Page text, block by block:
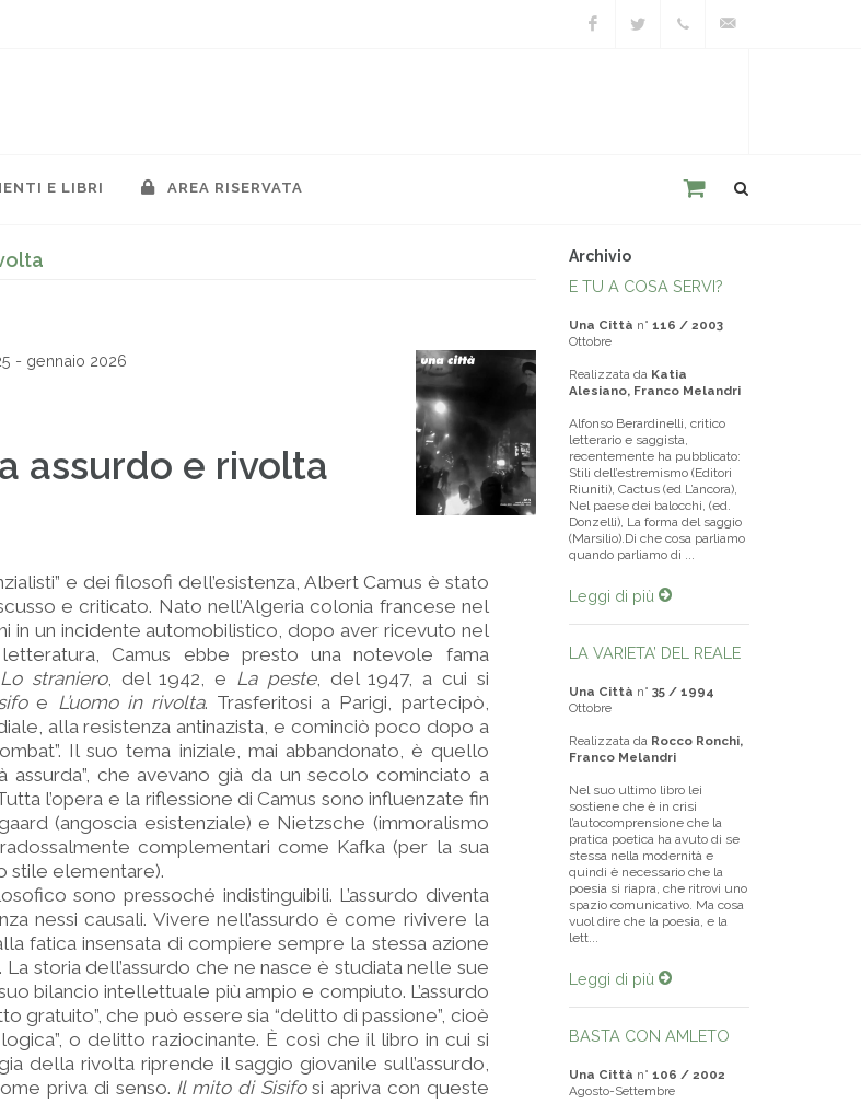
E LIBRI AREA RISERVATA
- gennaio 2026
assurdo e rivolta
e dei filosofi dell’esistenza, Albert Camus è stato
e criticato. Nato nell’Algeria colonia francese nel
in un incidente automobilistico, dopo aver ricevuto nel
Camus ebbe presto una notevole fama
Lo straniero, del 1942, e La peste, del 1947, a cui si
e L’uomo in rivolta. Trasferitosi a Parigi, partecipò,
alla resistenza antinazista, e cominciò poco dopo a
Il suo tema iniziale, mai abbandonato, è quello
assurda”, che avevano già da un secolo cominciato a
l’opera e la riflessione di Camus sono influenzate fin
(angoscia esistenziale) e Nietzsche (immoralismo
complementari come Kafka (per la sua
stile elementare).
sono pressoché indistinguibili. L’assurdo diventa
nessi causali. Vivere nell’assurdo è come rivivere la
fatica insensata di compiere sempre la stessa azione
storia dell’assurdo che ne nasce è studiata nelle sue
bilancio intellettuale più ampio e compiuto. L’assurdo
gratuito”, che può essere sia “delitto di passione”, cioè
o delitto raziocinante. È così che il libro in cui si
della rivolta riprende il saggio giovanile sull’assurdo,
priva di senso. Il mito di Sisifosi apriva con queste
Archivio
E TU A COSA SERVI?
Una Città n° 116 / 2003
Ottobre
Realizzata da Katia
Alesiano, Franco Melandri
Alfonso Berardinelli, critico
letterario e saggista,
recentemente ha pubblicato:
Stili dell’estremismo (Editori
Riuniti), Cactus (ed L’ancora),
Nel paese dei balocchi, (ed.
Donzelli), La forma del saggio
(Marsilio).Di che cosa parliamo
quando parliamo di ...
Leggi di più
LA VARIETA’ DEL REALE
Una Città n° 35 / 1994
Ottobre
Realizzata da Rocco Ronchi,
Franco Melandri
Nel suo ultimo libro lei
sostiene che è in crisi
l’autocomprensione che la
pratica poetica ha avuto di se
stessa nella modernità e
quindi è necessario che la
poesia si riapra, che ritrovi uno
spazio comunicativo. Ma cosa
vuol dire che la poesia, e la
lett...
Leggi di più
BASTA CON AMLETO
Una Città n° 106 / 2002
Agosto-Settembre